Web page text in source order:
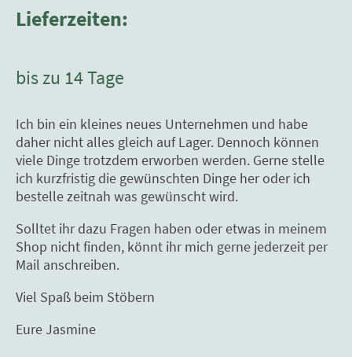
Lieferzeiten:
bis zu 14 Tage
Ich bin ein kleines neues Unternehmen und habe
daher nicht alles gleich auf Lager. Dennoch können
viele Dinge trotzdem erworben werden. Gerne stelle
ich kurzfristig die gewünschten Dinge her oder ich
bestelle zeitnah was gewünscht wird.
Solltet ihr dazu Fragen haben oder etwas in meinem
Shop nicht finden, könnt ihr mich gerne jederzeit per
Mail anschreiben.
Viel Spaß beim Stöbern
Eure Jasmine